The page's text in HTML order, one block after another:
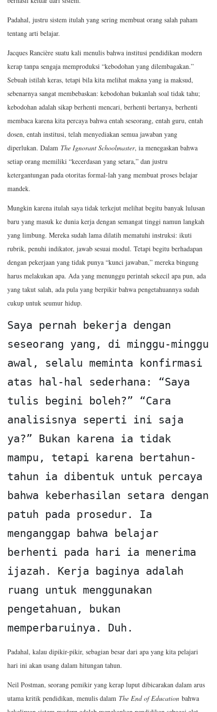
Padahal, justru sistem itulah yang sering membuat orang salah paham
tentang arti belajar.
Jacques Rancière suatu kali menulis bahwa institusi pendidikan modern
kerap tanpa sengaja memproduksi “kebodohan yang dilembagakan.”
Sebuah istilah keras, tetapi bila kita melihat makna yang ia maksud,
sebenarnya sangat membebaskan: kebodohan bukanlah soal tidak tahu;
kebodohan adalah sikap berhenti mencari, berhenti bertanya, berhenti
membaca karena kita percaya bahwa entah seseorang, entah guru, entah
dosen, entah institusi, telah menyediakan semua jawaban yang
diperlukan. Dalam The Ignorant Schoolmaster, ia menegaskan bahwa
setiap orang memiliki “kecerdasan yang setara,” dan justru
ketergantungan pada otoritas formal-lah yang membuat proses belajar
mandek.
Mungkin karena itulah saya tidak terkejut melihat begitu banyak lulusan
baru yang masuk ke dunia kerja dengan semangat tinggi namun langkah
yang limbung. Mereka sudah lama dilatih mematuhi instruksi: ikuti
rubrik, penuhi indikator, jawab sesuai modul. Tetapi begitu berhadapan
dengan pekerjaan yang tidak punya “kunci jawaban,” mereka bingung
harus melakukan apa. Ada yang menunggu perintah sekecil apa pun, ada
yang takut salah, ada pula yang berpikir bahwa pengetahuannya sudah
cukup untuk seumur hidup.
Saya pernah bekerja dengan
seseorang yang, di minggu-minggu
awal, selalu meminta konfirmasi
atas hal-hal sederhana: “Saya
tulis begini boleh?” “Cara
analisisnya seperti ini saja
ya?” Bukan karena ia tidak
mampu, tetapi karena bertahun-
tahun ia dibentuk untuk percaya
bahwa keberhasilan setara dengan
patuh pada prosedur. Ia
menganggap bahwa belajar
berhenti pada hari ia menerima
ijazah. Kerja baginya adalah
ruang untuk menggunakan
pengetahuan, bukan
memperbaruinya. Duh.
Padahal, kalau dipikir-pikir, sebagian besar dari apa yang kita pelajari
hari ini akan usang dalam hitungan tahun.
Neil Postman, seorang pemikir yang kerap luput dibicarakan dalam arus
utama kritik pendidikan, menulis dalam The End of Education bahwa